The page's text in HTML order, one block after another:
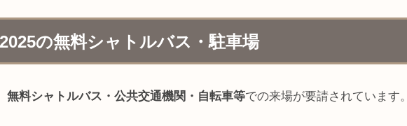
の無料シャトルバス・駐車場
無料シャトルバス・公共交通機関・自転車等での来場が要請されています。